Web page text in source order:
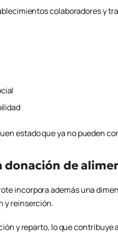
colaboradores y
estado que ya no pueden
donación de
incorpora además una
y reinserción.
y reparto, lo que contribuye